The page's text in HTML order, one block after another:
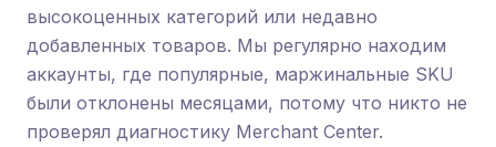
высокоценных категорий или недавно
добавленных товаров. Мы регулярно находим
аккаунты, где популярные, маржинальные SKU
были отклонены месяцами, потому что никто не
проверял диагностику Merchant Center.